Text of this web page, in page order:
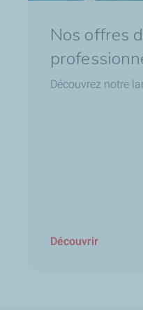
Nos offres
Découvrez notre
Découvrir